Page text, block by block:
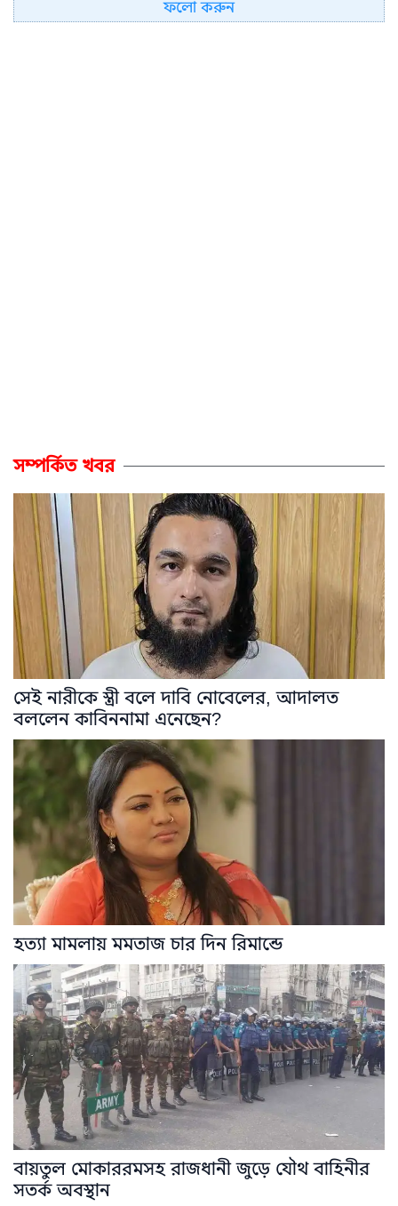
ফলো করুন
সম্পর্কিত খবর
সেই নারীকে স্ত্রী বলে দাবি নোবেলের, আদালত
বললেন কাবিননামা এনেছেন?
হত্যা মামলায় মমতাজ চার দিন রিমান্ডে
বায়তুল মোকাররমসহ রাজধানী জুড়ে যৌথ বাহিনীর
সতর্ক অবস্থান